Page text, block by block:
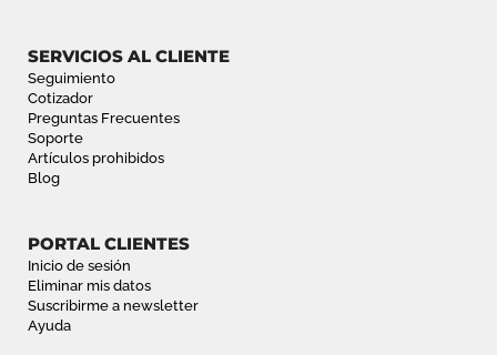
SERVICIOS AL CLIENTE
Seguimiento
Cotizador
Preguntas Frecuentes
Soporte
Artículos prohibidos
Blog
PORTAL CLIENTES
Inicio de sesión
Eliminar mis datos
Suscribirme a newsletter
Ayuda